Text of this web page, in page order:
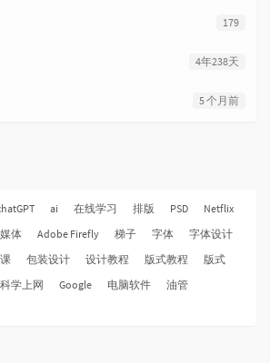
179
4年238天
5 个月前
ai 在线学习 排版 PSD
Netflix
体 Adobe Firefly 梯子 字体
字体设计
包装设计 设计教程 版式教程
版式
科学上网 Google 电脑软件
油管